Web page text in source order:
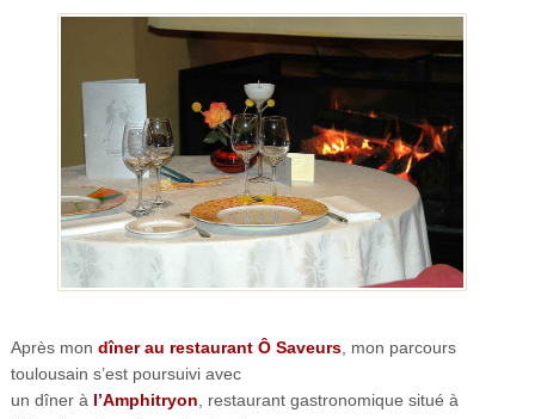
Après mon dîner au restaurant Ô Saveurs, mon parcours
toulousain s’est poursuivi avec
un dîner à l’Amphitryon, restaurant gastronomique situé à